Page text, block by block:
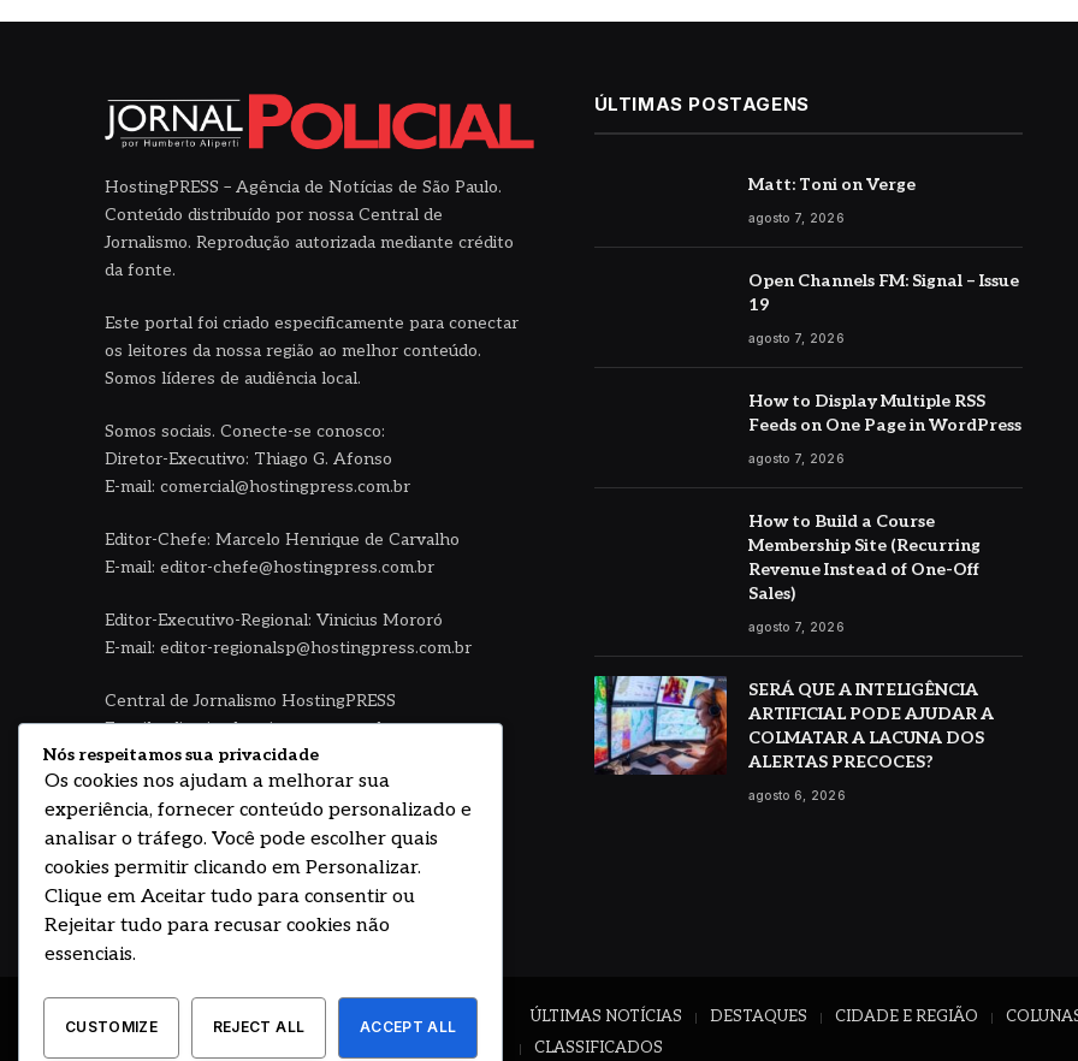
HostingPRESS – Agência de Notícias de São Paulo.
Conteúdo distribuído por nossa Central de
Jornalismo. Reprodução autorizada mediante crédito
da fonte.
Este portal foi criado especificamente para conectar
os leitores da nossa região ao melhor conteúdo.
Somos líderes de audiência local.
Somos sociais. Conecte-se conosco:
Diretor-Executivo: Thiago G. Afonso
E-mail: comercial@hostingpress.com.br
Editor-Chefe: Marcelo Henrique de Carvalho
E-mail: editor-chefe@hostingpress.com.br
Editor-Executivo-Regional: Vinicius Mororó
E-mail: editor-regionalsp@hostingpress.com.br
Central de Jornalismo HostingPRESS
E-mail: editoria@hostingpress.com.br
Fale no WhatsApp HostingPress
(11) 94792.0048 - Seg à sexta 08 às 18h
FacebookInstagramYouTubeWhatsApp
ÚLTIMAS POSTAGENS
Matt: Toni on Verge
agosto 7, 2026
Open Channels FM: Signal – Issue
19
agosto 7, 2026
How to Display Multiple RSS
Feeds on One Page in WordPress
agosto 7, 2026
How to Build a Course
Membership Site (Recurring
Revenue Instead of One-Off
Sales)
agosto 7, 2026
SERÁ QUE A INTELIGÊNCIA
ARTIFICIAL PODE AJUDAR A
COLMATAR A LACUNA DOS
ALERTAS PRECOCES?
agosto 6, 2026
© 2026 DESENVOLVIDO POR HOSTING PRIME
ÚLTIMAS NOTÍCIAS DESTAQUES CIDADE E REGIÃO
CLASSIFICADOS
Nós respeitamos sua privacidade
Os cookies nos ajudam a melhorar sua
experiência, fornecer conteúdo personalizado e
analisar o tráfego. Você pode escolher quais
cookies permitir clicando em Personalizar.
Clique em Aceitar tudo para consentir ou
Rejeitar tudo para recusar cookies não
essenciais.
CUSTOMIZE REJECT ALL ACCEPT ALL